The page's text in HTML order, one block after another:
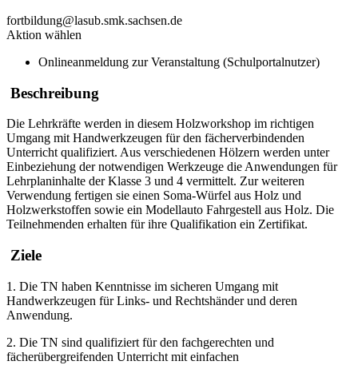
fortbildung@lasub.smk.sachsen.de
Aktion wählen
Onlineanmeldung zur Veranstaltung (Schulportalnutzer)
Beschreibung
Die Lehrkräfte werden in diesem Holzworkshop im richtigen
Umgang mit Handwerkzeugen für den fächerverbindenden
Unterricht qualifiziert. Aus verschiedenen Hölzern werden unter
Einbeziehung der notwendigen Werkzeuge die Anwendungen für
Lehrplaninhalte der Klasse 3 und 4 vermittelt. Zur weiteren
Verwendung fertigen sie einen Soma-Würfel aus Holz und
Holzwerkstoffen sowie ein Modellauto Fahrgestell aus Holz. Die
Teilnehmenden erhalten für ihre Qualifikation ein Zertifikat.
Ziele
1. Die TN haben Kenntnisse im sicheren Umgang mit
Handwerkzeugen für Links- und Rechtshänder und deren
Anwendung.
2. Die TN sind qualifiziert für den fachgerechten und
fächerübergreifenden Unterricht mit einfachen